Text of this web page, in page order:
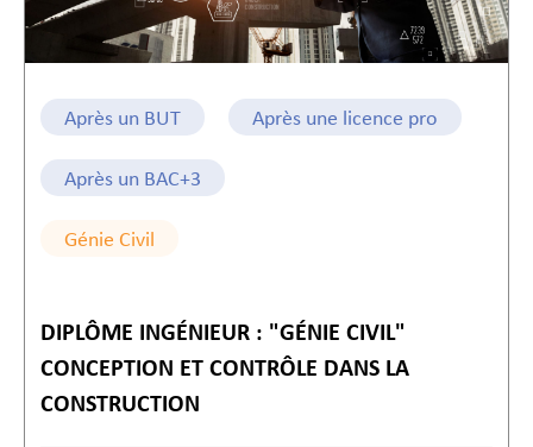
Après un BUT Après une licence pro
Après un BAC+3
Génie Civil
DIPLÔME INGÉNIEUR : "GÉNIE CIVIL"
CONCEPTION ET CONTRÔLE DANS LA
CONSTRUCTION